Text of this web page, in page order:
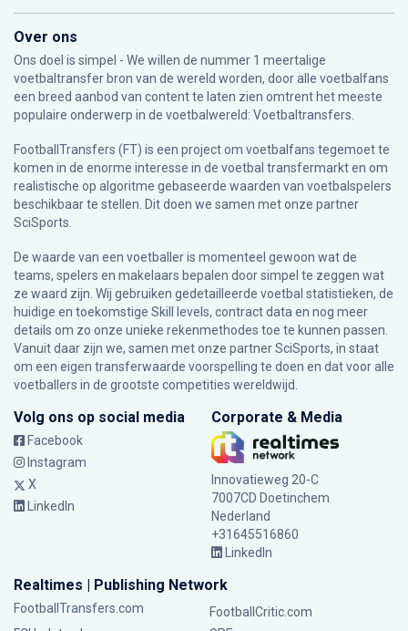
Over ons
Ons doel is simpel - We willen de nummer 1 meertalige
voetbaltransfer bron van de wereld worden, door alle voetbalfans
een breed aanbod van content te laten zien omtrent het meeste
populaire onderwerp in de voetbalwereld: Voetbaltransfers.
FootballTransfers (FT) is een project om voetbalfans tegemoet te
komen in de enorme interesse in de voetbal transfermarkt en om
realistische op algoritme gebaseerde waarden van voetbalspelers
beschikbaar te stellen. Dit doen we samen met onze partner
SciSports
De waarde van een voetballer is momenteel gewoon wat de
teams, spelers en makelaars bepalen door simpel te zeggen wat
ze waard zijn. Wij gebruiken gedetailleerde voetbal statistieken, de
huidige en toekomstige Skill levels, contract data en nog meer
details om zo onze unieke rekenmethodes toe te kunnen passen.
Vanuit daar zijn we, samen met onze partner SciSports, in staat
om een eigen transferwaarde voorspelling te doen en dat voor alle
voetballers in de grootste competities wereldwijd.
Volg ons op social media
Facebook
Instagram
X
LinkedIn
Corporate & Media
Innovatieweg 20-C
7007CD Doetinchem
Nederland
+31645516860
LinkedIn
Realtimes | Publishing Network
FootballTransfers.com
FootballCritic.com